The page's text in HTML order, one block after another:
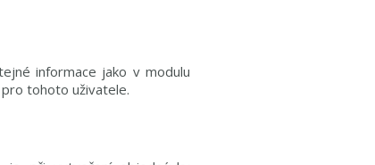
informace jako v modulu
tohoto uživatele.